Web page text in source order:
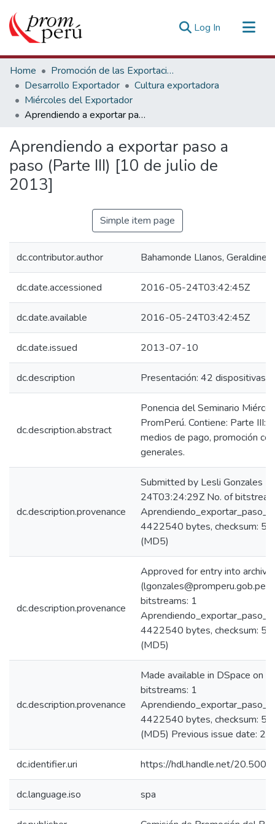
Log In (current)
Communities & Collections
All of DSpace
Statistics
Estadísticas Externas
Home
Promoción de las Exportaciones
Desarrollo Exportador
Cultura exportadora
Miércoles del Exportador
Aprendiendo a exportar paso a paso (Parte III) [10 de julio de 2013]
Aprendiendo a exportar paso a
paso (Parte III) [10 de julio de
2013]
Simple item page
dc.contributor.author Bahamonde Llanos, Geraldine
dc.date.accessioned 2016-05-24T03:42:45Z
dc.date.available 2016-05-24T03:42:45Z
dc.date.issued 2013-07-10
dc.description Presentación: 42 dispositivas.
dc.description.abstract
Ponencia del Seminario
PromPerú. Contiene: Parte III:
medios de pago, promoción
generales.
dc.description.provenance
Submitted by Lesli Gonzales
24T03:24:29Z No. of
4422540 bytes, checksum:
(MD5)
dc.description.provenance
Approved for entry into
bitstreams: 1
4422540 bytes, checksum:
(MD5)
dc.description.provenance
Made available in DSpace on
bitstreams: 1
4422540 bytes, checksum:
(MD5) Previous issue date:
dc.identifier.uri https://hdl.handle.net/
dc.language.iso spa